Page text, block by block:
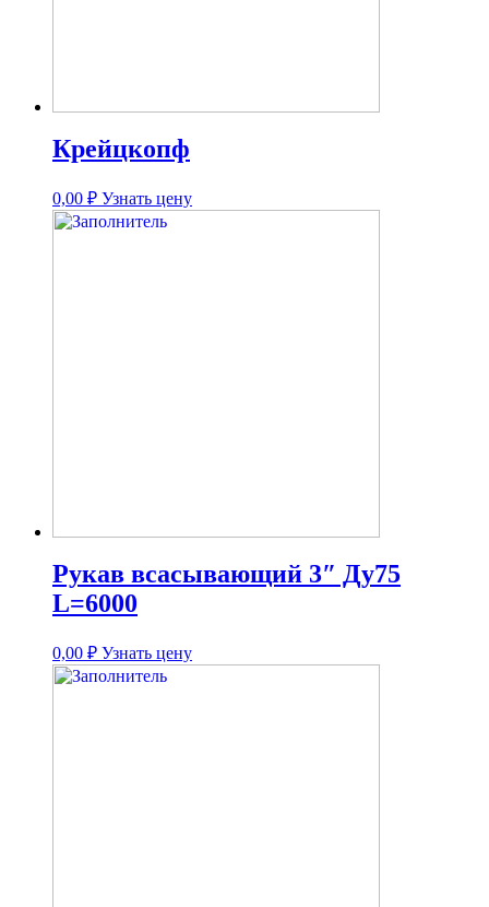
Крейцкопф
0,00 ₽ Узнать цену
Рукав всасывающий 3″ Ду75
L=6000
0,00 ₽ Узнать цену